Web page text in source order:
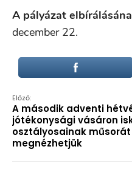
A pályázat
december 22.
Előző:
A második adventi
jótékonysági vásáron
osztályosainak műsorát
megnézhetjük